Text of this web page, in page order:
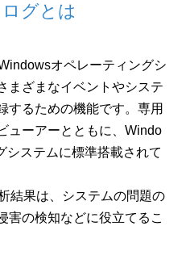
グとは
オペレーティングシ
まざまなイベントやシステ
するための機能です。専用
ューアーとともに、Windo
システムに標準搭載されて
結果は、システムの問題の
害の検知などに役立てるこ